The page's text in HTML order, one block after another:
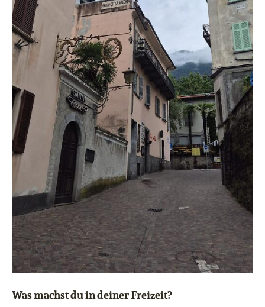
Was machst du in deiner Freizeit?